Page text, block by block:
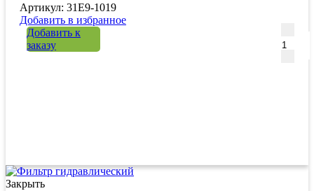
Артикул: 31E9-1019
Добавить в избранное
Добавить к
заказу
Закрыть